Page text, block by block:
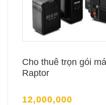
Cho thuê trọn gói
Raptor
12,000,000